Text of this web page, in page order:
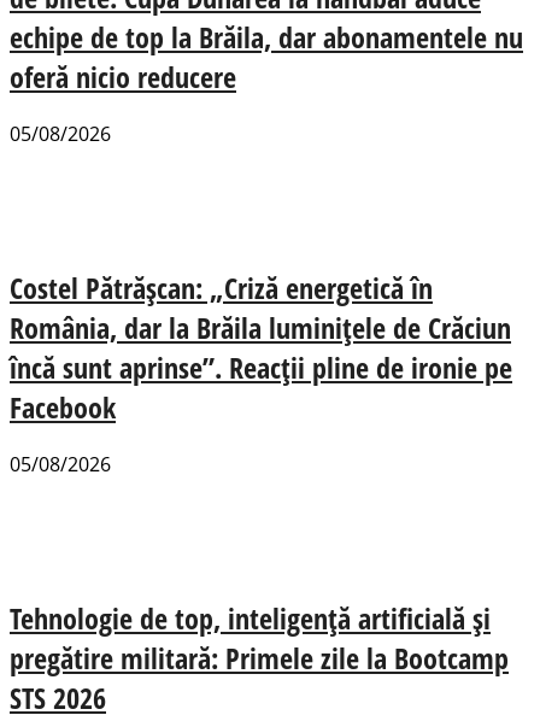
echipe de top la Brăila, dar abonamentele nu
oferă nicio reducere
05/08/2026
Costel Pătrășcan: „Criză energetică în
România, dar la Brăila luminițele de Crăciun
încă sunt aprinse”. Reacții pline de ironie pe
Facebook
05/08/2026
Tehnologie de top, inteligență artificială și
pregătire militară: Primele zile la Bootcamp
STS 2026